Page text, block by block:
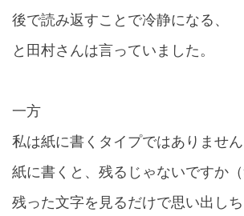
後で読み返すことで冷静になる、
と田村さんは言っていました。
一方
私は紙に書くタイプではありません
紙に書くと、残るじゃないですか（
残った文字を見るだけで思い出しち